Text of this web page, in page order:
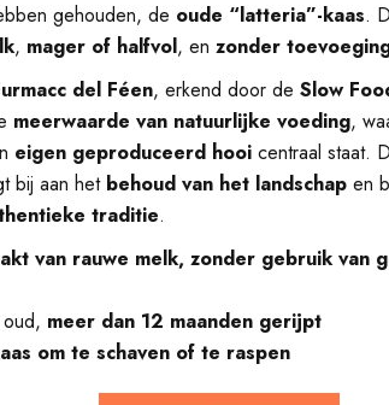
gehouden, de oude “latteria”-kaas.
, mager of halfvol, en zonder
del Féen, erkend door de Slow
meerwaarde van natuurlijke voeding,
eigen geproduceerd hooi centraal staat.
bij aan het behoud van het landschap en
traditie.
van rauwe melk, zonder gebruik van
meer dan 12 maanden gerijpt
om te schaven of te raspen